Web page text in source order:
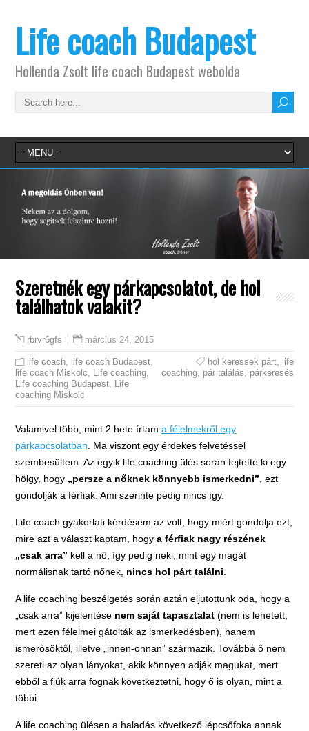
Life coach Budapest
Hollenda Zsolt life coach Budapest webolda
Szeretnék egy párkapcsolatot, de hol
találhatok valakit?
rbrvr6gfs március 24, 2015
life coach life coach Budapest
life coach Miskolc
Life coaching
Life coaching Budapest Life
coaching Miskolc
hol keressek párt, life
coaching, pár találás párkeresés
Valamivel több, mint 2 hete írtama félelmekről egy
párkapcsolatban . Ma viszont egy érdekes felvetéssel
szembesültem. Az egyik life coaching ülés során fejtette ki egy
hölgy, hogy „persze a nőknek könnyebb ismerkedni” , ezt
gondolják a férfiak. Ami szerinte pedig nincs így.
Life coach gyakorlati kérdésem az volt, hogy miért gondolja ezt,
mire azt a választ kaptam, hogya férfiak nagy részének
„csak arra” kell a nő, így pedig neki, mint egy magát
normálisnak tartó nőnek, nincs hol párt találni
A life coaching beszélgetés során aztán eljutottunk oda, hogy a
„csak arra” kijelentése nem saját tapasztalat (nem is lehetett,
mert ezen félelmei gátolták az ismerkedésben), hanem
ismerősöktől, illetve „innen-onnan” származik. Továbbá ő nem
szereti az olyan lányokat, akik könnyen adják magukat, mert
ebből a fiúk arra fognak következtetni, hogy ő is olyan, mint a
többi.
A life coaching ülésen a haladás következő lépcsőfoka annak